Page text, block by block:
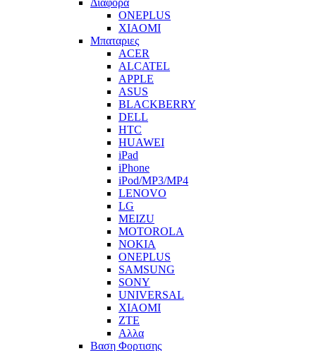
Διαφορα
ONEPLUS
XIAOMI
Μπαταριες
ACER
ALCATEL
APPLE
ASUS
BLACKBERRY
DELL
HTC
HUAWEI
iPad
iPhone
iPod/MP3/MP4
LENOVO
LG
MEIZU
MOTOROLA
NOKIA
ONEPLUS
SAMSUNG
SONY
UNIVERSAL
XIAOMI
ZTE
Αλλα
Βαση Φορτισης